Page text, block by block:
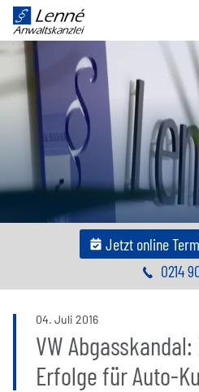
Jetzt online
0214
04. Juli 2016
VW
Erfolge für Auto-